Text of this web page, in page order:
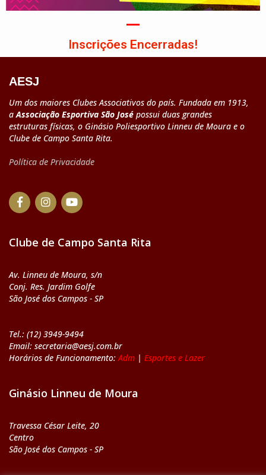
Inscrições Encerradas!
AESJ
Um dos maiores Clubes Associativos do país. Fundada em 1913,
aAssociação Esportiva São José possui duas grandes
estruturas físicas, o Ginásio Poliesportivo Linneu de Moura e o
Clube de Campo Santa Rita.
Política de Privacidade
Clube de Campo Santa Rita
Av. Linneu de Moura, s/n
Conj. Res. Jardim Golfe
São José dos Campos - SP
Tel.: (12) 3949-9494
Email: secretaria@aesj.com.br
Horários de Funcionamento: Adm | Esportes e Lazer
Ginásio Linneu de Moura
Travessa César Leite, 20
Centro
São José dos Campos - SP